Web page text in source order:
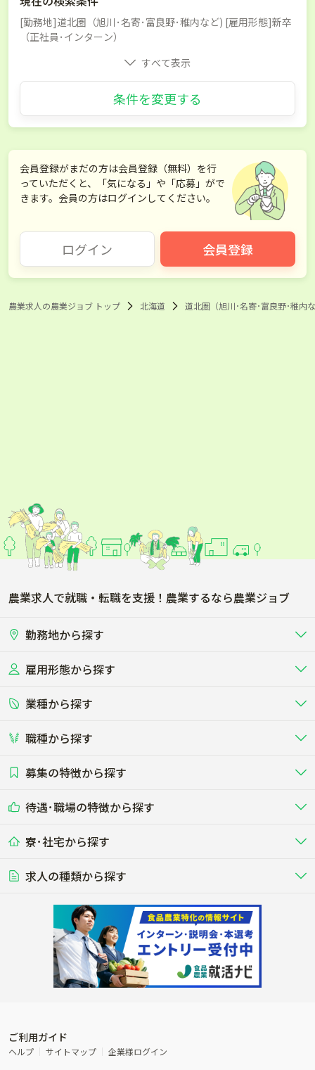
[勤務地]道北圏（旭川･名寄･富良野･稚内など) [雇用形態]新卒
（正社員･インターン）
すべて表示
条件を変更する
会員登録がまだの方は会員登録（無料）を行
っていただくと、「気になる」や「応募」がで
きます。会員の方はログインしてください。
ログイン 会員登録
農業求人の農業ジョブ トップ 北海道 道北圏（旭川･名寄･富良野･稚内
農業求人で就職・転職を支援！農業するなら農業ジョブ
勤務地から探す
北海道
関東
東海
雇用形態から探す
正社員 バイト・アルバイト・パート
短期アルバイト
その他（独立・副業など）
業種から探す
畜産（酪農･肉牛･養豚･養鶏など）
酪農
する牧場
養豚
る養豚場
レースで活躍する馬の手入れや子馬
その他畜産
その他動物の畜産業（羊、ウズラな
ど）
畑・圃場で野菜・穀物を生産 ビニールハウスで多様な野菜の生産
稲作
ビニールハウスで観賞用植物の栽
植物工場
環境制御された工場で野菜の生産管
理
農業資材･肥料
農場設備・肥料・飼料の生産・流
農業用の機械・機材の開発・販
流通･商社
農産物・農産品の物流・卸し・輸出
入
製造･加工･販売 福祉
その他農業関連企業
その他業種
木材の植林・伐採・加工、または
漁業･養殖
魚介類の採捕・養殖、または水産加
工場
職種から探す
農場･牧場･現場職
専門職（獣医師･人工授精師･
研究･開発 WEB･IT
その他職種
募集の特徴から探す
未経験歓迎
学歴不問
50代採用実績あり
AT免許OK
内定まで最短1週間 管理者･幹部採用
待遇･職場の特徴から探す
社会保険完備
食事補助あり
年間休日100日以上
経験者優遇 独立支援可能
寮･社宅から探す
単身寮あり
寮･社宅相談可
求人の種類から探す
転職おまかせ求人
ご利用ガイド
ヘルプ サイトマップ 企業様ログイン